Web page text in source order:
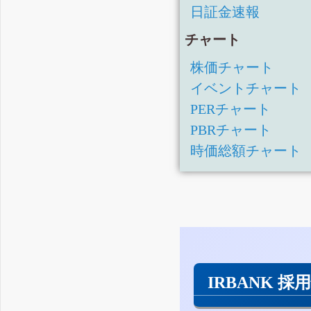
日証金速報
チャート
株価チャート
イベントチャート
PERチャート
PBRチャート
時価総額チャート
IRBANK 採